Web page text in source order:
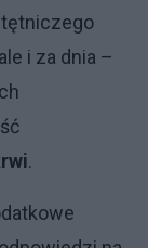
i za dnia –
.